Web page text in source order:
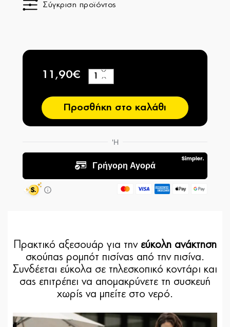
Σύγκριση προϊόντος
11,90€
−
+
Προσθήκη στο καλάθι
Πρακτικό αξεσουάρ για τηνεύκολη ανάκτηση
σκούπας ρομπότ πισίνας από την πισίνα.
Συνδέεται εύκολα σε τηλεσκοπικό κοντάρι και
σας επιτρέπει να απομακρύνετε τη συσκευή
χωρίς να μπείτε στο νερό.